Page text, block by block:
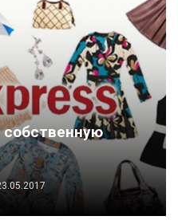
собственную